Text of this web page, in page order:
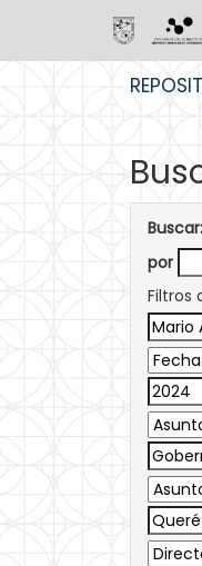
Buscar:
por
Filtros